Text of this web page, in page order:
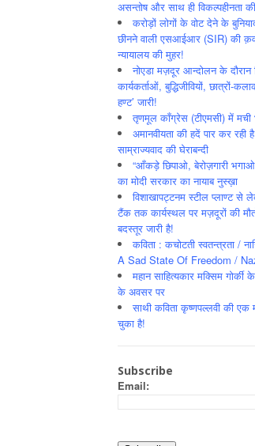
असन्‍तोष और साथ ही विकल्‍पहीनता
करोड़ों लोगों के वोट देने के
छीनने वाली एसआईआर (SIR) की
न्यायालय की मुहर!
नोएडा मज़दूर आन्दोलन के दौरान
कार्यकर्ताओं, बुद्धिजीवियों, छात्रों-
हण्ट’ जारी!
तृणमूल काँग्रेस (टीएमसी) में
अमानवीयता की हदें पार कर रही
साम्राज्यवाद की घेराबन्दी
“आँकड़े छिपाओ, बेरोज़गारी
का मोदी सरकार का नायाब नुस्ख़ा
विशाखापट्टनम स्टील प्लाण्ट
टैंक तक कार्यस्थल पर मज़दूरों की
बदस्तूर जारी है!
कविता : कचोटती स्वतन्त्रता /
A Sad State Of Freedom /
महान साहित्यकार मक्सिम
के अवसर पर
साथी कविता कृष्णपल्लवी की एक
चुका है!
Subscribe
Email: